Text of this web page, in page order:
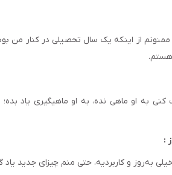
ممنونم از اینکه یک سال تحصیلی در کنار من
هستم.
به او ماهی نده، به او ماهیگیری یاد بده؛
:
به‌روز و کاربردیه، حتی منم چیزای جدید یاد